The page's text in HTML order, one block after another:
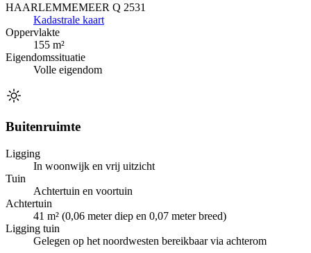
HAARLEMMEMEER Q 2531
Kadastrale kaart
Oppervlakte
155 m²
Eigendomssituatie
Volle eigendom
Buitenruimte
Ligging
In woonwijk en vrij uitzicht
Tuin
Achtertuin en voortuin
Achtertuin
41 m² (0,06 meter diep en 0,07 meter breed)
Ligging tuin
Gelegen op het noordwesten bereikbaar via achterom